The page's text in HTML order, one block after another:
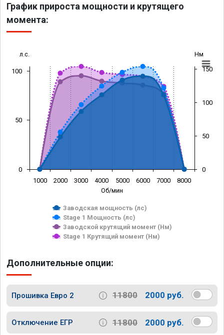
График прироста мощности и крутящего
момента:
Об/мин
л.с. Нм
Заводская мощность (лс)
Stage 1 Мощность (лс)
Заводской крутящий момент (Нм)
Stage 1 Крутящий момент (Нм)
1000 2000 3000 4000 5000 6000 7000 8000
0
50
100
0
50
100
150
Дополнительные опции:
Прошивка Евро 2 11800 2000 руб.
Отключение ЕГР 11800 2000 руб.